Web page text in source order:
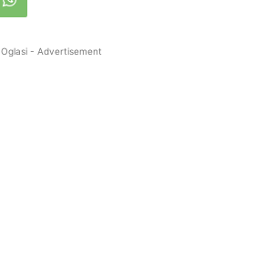
Oglasi - Advertisement